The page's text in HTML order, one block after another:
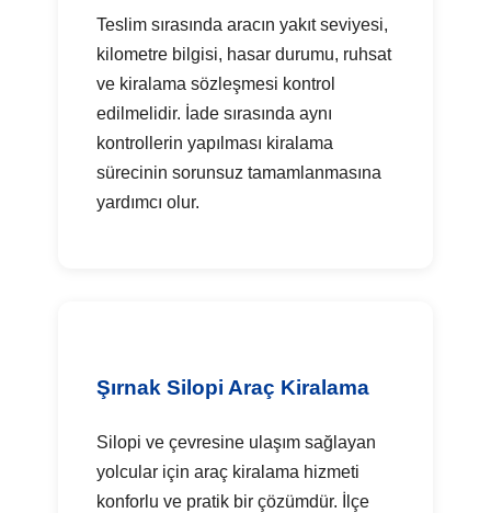
Teslim sırasında aracın yakıt seviyesi,
kilometre bilgisi, hasar durumu, ruhsat
ve kiralama sözleşmesi kontrol
edilmelidir. İade sırasında aynı
kontrollerin yapılması kiralama
sürecinin sorunsuz tamamlanmasına
yardımcı olur.
Şırnak Silopi Araç Kiralama
Silopi ve çevresine ulaşım sağlayan
yolcular için araç kiralama hizmeti
konforlu ve pratik bir çözümdür. İlçe